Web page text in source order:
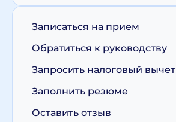
Записаться на прием
Обратиться к руководству
Запросить налоговый вычет
Заполнить резюме
Оставить отзыв